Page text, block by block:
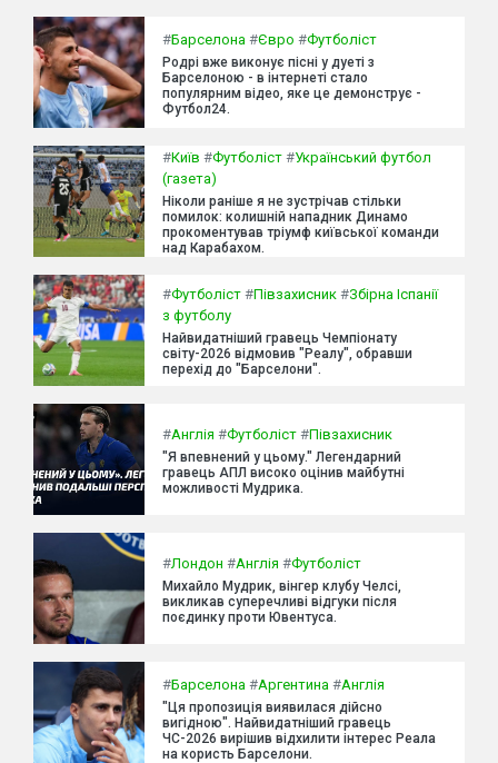
#Барселона #Євро #Футболіст
Родрі вже виконує пісні у дуеті з
Барселоною - в інтернеті стало
популярним відео, яке це демонструє -
Футбол24.
#Київ #Футболіст #Український футбол
(газета)
Ніколи раніше я не зустрічав стільки
помилок: колишній нападник Динамо
прокоментував тріумф київської команди
над Карабахом.
#Футболіст #Півзахисник #Збірна Іспанії
з футболу
Найвидатніший гравець Чемпіонату
світу-2026 відмовив "Реалу", обравши
перехід до "Барселони".
#Англія #Футболіст #Півзахисник
"Я впевнений у цьому." Легендарний
гравець АПЛ високо оцінив майбутні
можливості Мудрика.
#Лондон #Англія #Футболіст
Михайло Мудрик, вінгер клубу Челсі,
викликав суперечливі відгуки після
поєдинку проти Ювентуса.
#Барселона #Аргентина #Англія
"Ця пропозиція виявилася дійсно
вигідною". Найвидатніший гравець
ЧС-2026 вирішив відхилити інтерес Реала
на користь Барселони.